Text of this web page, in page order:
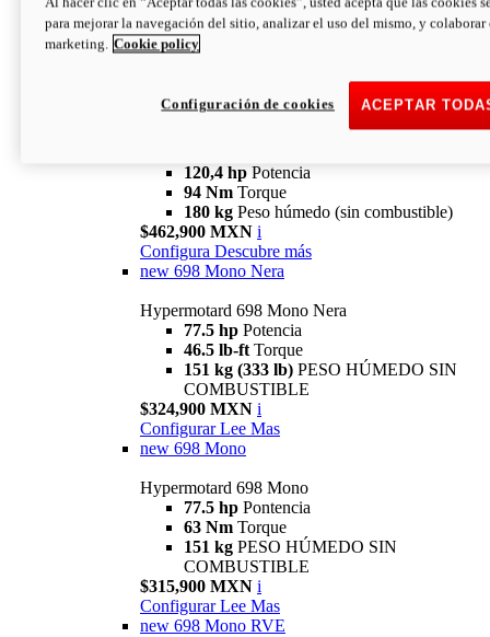
94 NmTorque
180 kgPESO HÚMEDO SIN
COMBUSTIBLE
newV2 SP
120,4 hp Potencia
94 Nm Torque
180 kg Peso húmedo (sin combustible)
$462,900 MXN i
Configura Descubre más
new 698 Mono Nera
Hypermotard 698 Mono Nera
77.5 hp Potencia
46.5 lb-ft Torque
151 kg (333 lb) PESO HÚMEDO SIN
COMBUSTIBLE
$324,900 MXN i
Configurar Lee Mas
new 698 Mono
Hypermotard 698 Mono
77.5 hp Pontencia
63 Nm Torque
151 kg PESO HÚMEDO SIN
COMBUSTIBLE
$315,900 MXN i
Configurar Lee Mas
new 698 Mono RVE
para mejorar la navegación del sitio, analizar el uso del mismo, y colaborar
marketing. Cookie policy
ACEPTAR
Configuración de cookies